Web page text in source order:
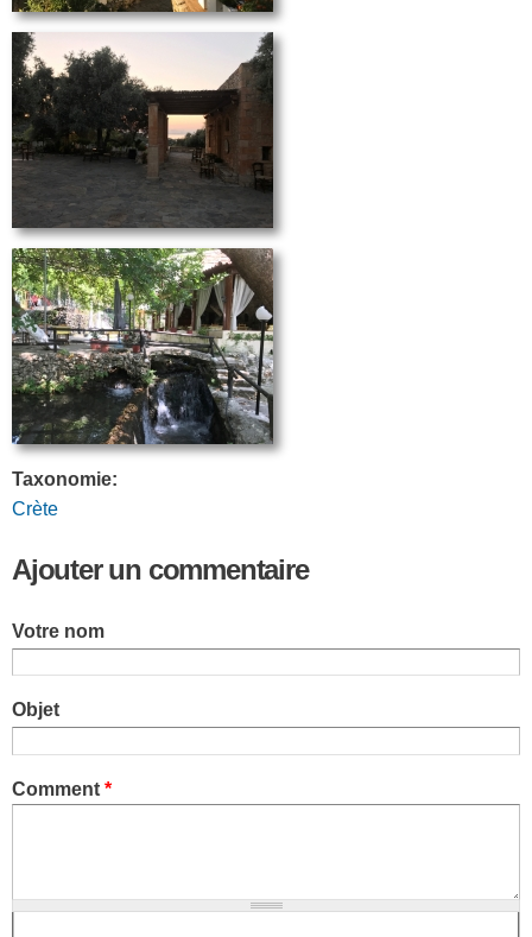
Taxonomie:
Crète
Ajouter un commentaire
Votre nom
Objet
Comment *